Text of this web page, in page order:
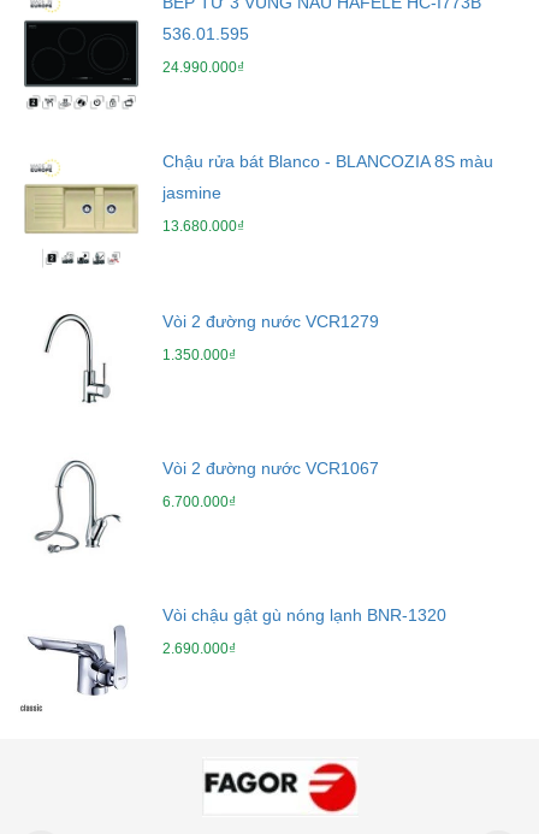
536.01.595
24.990.000₫
Chậu rửa bát Blanco - BLANCOZIA 8S màu
jasmine
13.680.000₫
Vòi 2 đường nước VCR1279
1.350.000₫
Vòi 2 đường nước VCR1067
6.700.000₫
Vòi chậu gật gù nóng lạnh BNR-1320
2.690.000₫